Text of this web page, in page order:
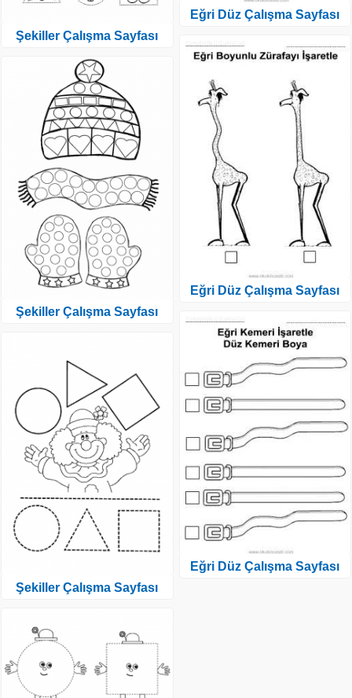
Şekiller Çalışma Sayfası
Şekiller Çalışma Sayfası
Şekiller Çalışma Sayfası
Eğri Düz Çalışma Sayfası
Eğri Düz Çalışma Sayfası
Eğri Düz Çalışma Sayfası